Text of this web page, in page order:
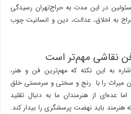
در این مدت به حراج‌تهران رسیدگی
به اخلاق، عدالت، دین و انسانیت چوب
نقاشی مهم‌تر است
به این نکته که مهم‌ترین فن و هنر،
میراث را با رنج و سختی و سرمستی خلق
عده‌ای از هنرمندان ما به دنبال تقلید
هنرمند باید نهضت پرسشگری را بیدار کند.